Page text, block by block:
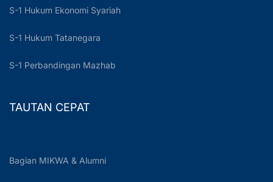
S-1 Hukum Ekonomi Syariah
S-1 Hukum Tatanegara
S-1 Perbandingan Mazhab
TAUTAN CEPAT
Bagian MIKWA & Alumni